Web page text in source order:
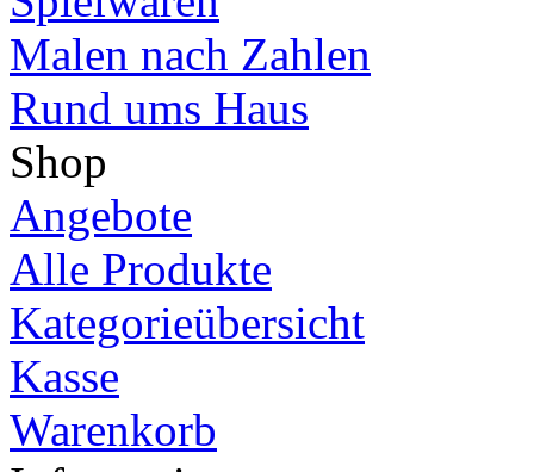
Malen nach Zahlen
Rund ums Haus
Shop
Angebote
Alle Produkte
Kategorieübersicht
Kasse
Warenkorb